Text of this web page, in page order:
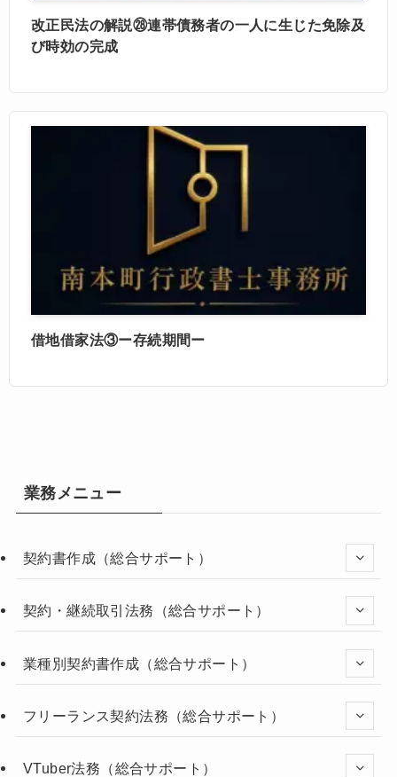
改正民法の解説㉘連帯債務者の一人に生じた免除及
び時効の完成
借地借家法③ー存続期間ー
業務メニュー
契約書作成（総合サポート）
契約・継続取引法務（総合サポート）
業種別契約書作成（総合サポート）
フリーランス契約法務（総合サポート）
VTuber法務（総合サポート）